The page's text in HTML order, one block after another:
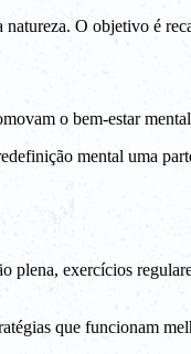
O objetivo é
o bem-estar
mental uma
plena, exercícios
que funcionam